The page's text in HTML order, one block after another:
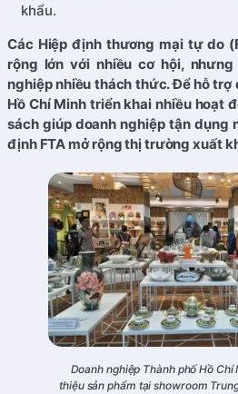
khẩu.
Các Hiệp định thương mại tự do
rộng lớn với nhiều cơ hội,
nghiệp nhiều thách thức. Để hỗ trợ
Hồ Chí Minh triển khai nhiều hoạt
sách giúp doanh nghiệp tận dụng
định FTA mở rộng thị trường xuất
Doanh nghiệp Thành phố Hồ
thiệu sản phẩm tại showroom